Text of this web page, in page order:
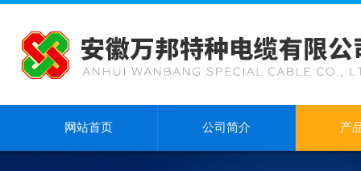
网站首页 公司简介 产